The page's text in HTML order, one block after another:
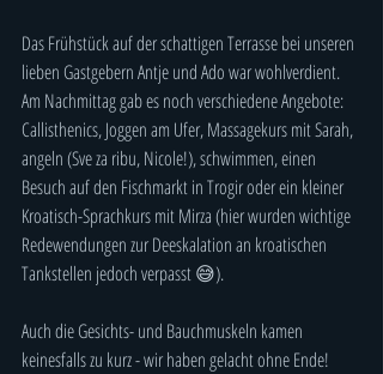
Das Frühstück auf der schattigen Terrasse bei unseren
lieben Gastgebern Antje und Ado war wohlverdient.
Am Nachmittag gab es noch verschiedene Angebote:
Callisthenics, Joggen am Ufer, Massagekurs mit Sarah,
angeln (Sve za ribu, Nicole!), schwimmen, einen
Besuch auf den Fischmarkt in Trogir oder ein kleiner
Kroatisch-Sprachkurs mit Mirza (hier wurden wichtige
Redewendungen zur Deeskalation an kroatischen
Tankstellen jedoch verpasst 😅).
Auch die Gesichts- und Bauchmuskeln kamen
keinesfalls zu kurz - wir haben gelacht ohne Ende!